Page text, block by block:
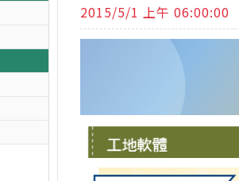
2015/5/1 上午 06:00:00